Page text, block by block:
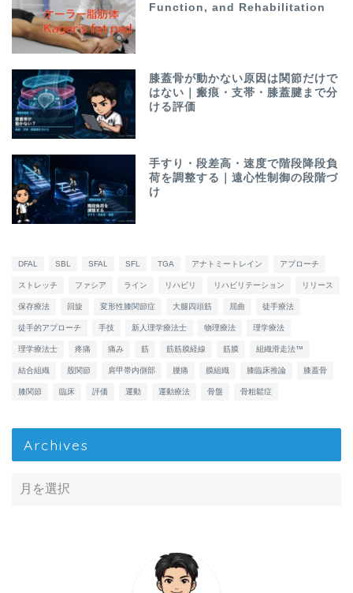
Function, and Rehabilitation
膝蓋骨が動かない原因は関節だけで
はない｜瘢痕・支帯・膝蓋腱まで分
ける評価
手すり・段差高・速度で階段降段負
荷を調整する｜遠心性制御の段階づ
け
DFAL SBL SFAL SFL TGA アナトミートレイン アプローチ
ストレッチ ファシア ライン リハビリ リハビリテーション リリース
保存療法 回旋 変形性膝関節症 大腿四頭筋 屈曲 徒手療法
徒手的アプローチ 手技 新人理学療法士 物理療法 理学療法
理学療法士 疼痛 痛み 筋 筋筋膜経線 筋膜 組織滑走法™
結合組織 股関節 肩甲帯内側部 腰痛 膜組織 膝臨床推論 膝蓋骨
膝関節 臨床 評価 運動 運動療法 骨盤 骨粗鬆症
Archives